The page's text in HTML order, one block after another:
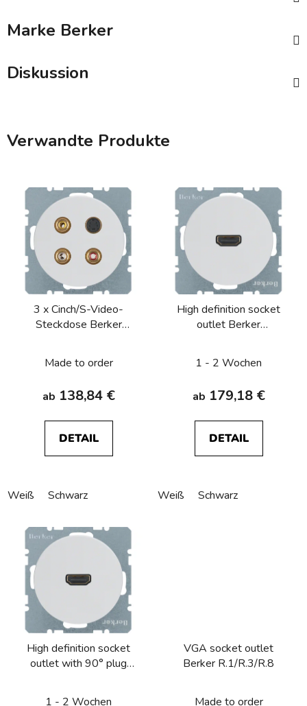
Marke Berker
Diskussion
Verwandte Produkte
3 x Cinch/S-Video-
Steckdose Berker
Made to order
ab 138,84 €
DETAIL
Weiß Schwarz
High definition socket
outlet Berker
1 - 2 Wochen
ab 179,18 €
DETAIL
Weiß Schwarz
High definition socket
outlet with 90° plug
R.1/R.3/R.8
1 - 2 Wochen
VGA socket outlet
Berker R.1/R.3/R.8
Made to order